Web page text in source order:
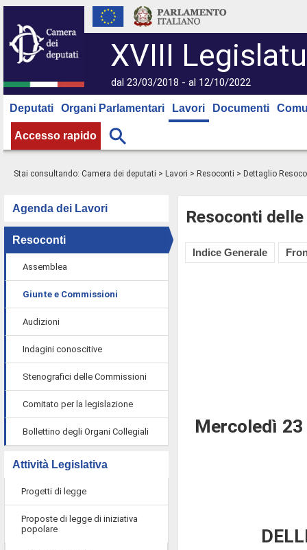
XVIII
dal 23/03/2018 - al 12/10/2022
Deputati Organi Parlamentari Lavori Documenti
Accesso rapido
Stai consultando: Camera dei deputati > Lavori > Resoconti > Dettaglio
Agenda dei Lavori
Resoconti
Assemblea
Giunte e Commissioni
Audizioni
Indagini conoscitive
Stenografici delle Commissioni
Comitato per la legislazione
Bollettino degli Organi Collegiali
Attività Legislativa
Progetti di legge
Proposte di legge di iniziativa
popolare
Resoconti
Indice Generale
Mercoledì